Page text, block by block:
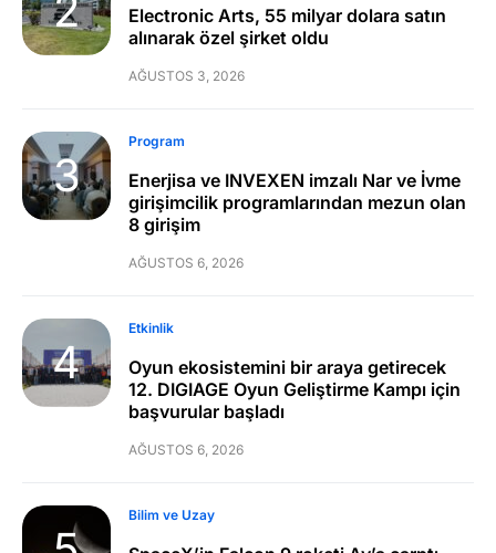
Electronic Arts, 55 milyar dolara satın
alınarak özel şirket oldu
AĞUSTOS 3, 2026
Program
Enerjisa ve INVEXEN imzalı Nar ve İvme
girişimcilik programlarından mezun olan
8 girişim
AĞUSTOS 6, 2026
Etkinlik
Oyun ekosistemini bir araya getirecek
12. DIGIAGE Oyun Geliştirme Kampı için
başvurular başladı
AĞUSTOS 6, 2026
Bilim ve Uzay